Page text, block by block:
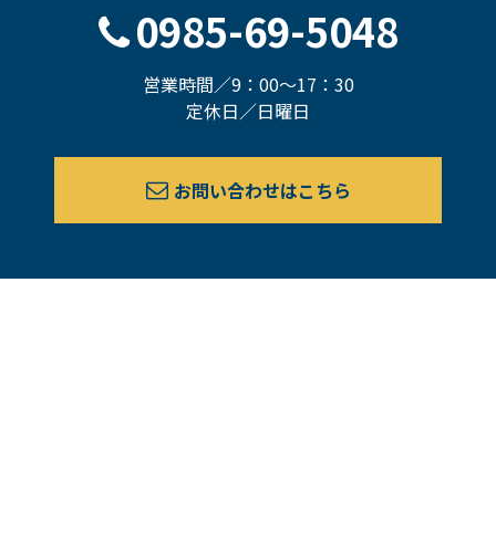
0985-69-5048
営業時間／9：00～17：30
定休日／日曜日
お問い合わせはこちら